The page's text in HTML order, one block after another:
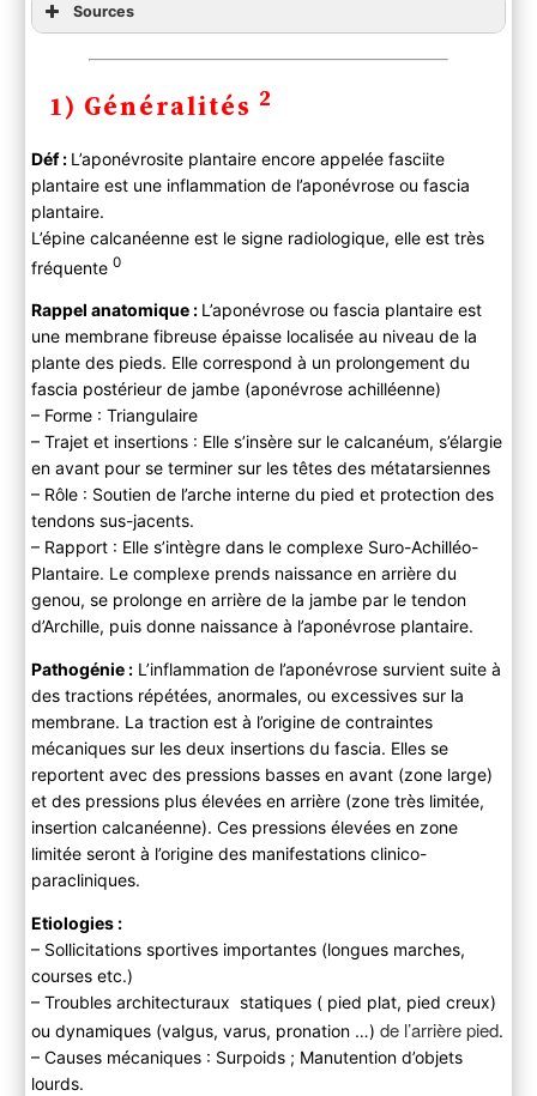
Sources
1) Généralités 2
Déf : L’aponévrosite plantaire encore appelée fasciite
plantaire est une inflammation de l’aponévrose ou fascia
plantaire.
L’épine calcanéenne est le signe radiologique, elle est très
fréquente 0
Rappel anatomique : L’aponévrose ou fascia plantaire est
une membrane fibreuse épaisse localisée au niveau de la
plante des pieds. Elle correspond à un prolongement du
fascia postérieur de jambe (aponévrose achilléenne)
– Forme : Triangulaire
– Trajet et insertions : Elle s’insère sur le calcanéum, s’élargie
en avant pour se terminer sur les têtes des métatarsiennes
– Rôle : Soutien de l’arche interne du pied et protection des
tendons sus-jacents.
– Rapport : Elle s’intègre dans le complexe Suro-Achilléo-
Plantaire. Le complexe prends naissance en arrière du
genou, se prolonge en arrière de la jambe par le tendon
d’Archille, puis donne naissance à l’aponévrose plantaire.
Pathogénie :L’inflammation de l’aponévrose survient suite à
des tractions répétées, anormales, ou excessives sur la
membrane. La traction est à l’origine de contraintes
mécaniques sur les deux insertions du fascia. Elles se
reportent avec des pressions basses en avant (zone large)
et des pressions plus élevées en arrière (zone très limitée,
insertion calcanéenne). Ces pressions élevées en zone
limitée seront à l’origine des manifestations clinico-
paracliniques.
Etiologies :
– Sollicitations sportives importantes (longues marches,
courses etc.)
– Troubles architecturaux statiques ( pied plat, pied creux)
ou dynamiques (valgus, varus, pronation …) de l’arrière pied.
– Causes mécaniques : Surpoids ; Manutention d’objets
lourds.